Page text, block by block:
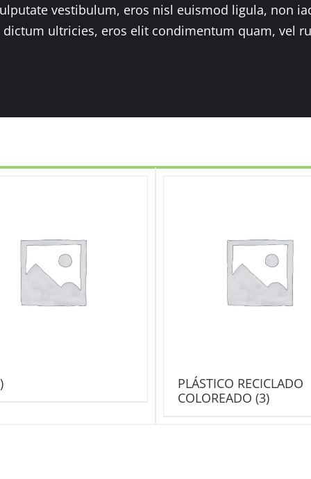
vestibulum, eros nisl euismod ligula, non
ultricies, eros elit condimentum quam, vel
PLÁSTICO RECICLADO
COLOREADO (3)